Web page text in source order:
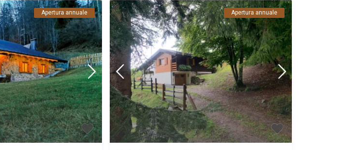
Apertura annuale Apertura annuale